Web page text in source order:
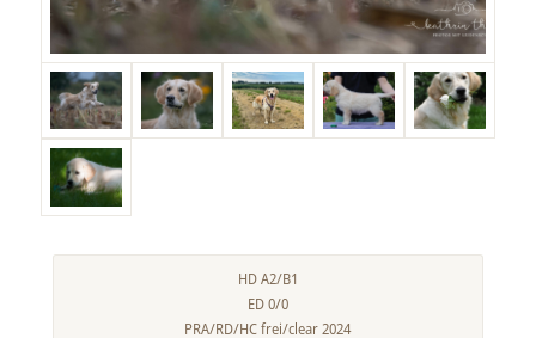
HD A2/B1
ED 0/0
PRA/RD/HC frei/clear 2024